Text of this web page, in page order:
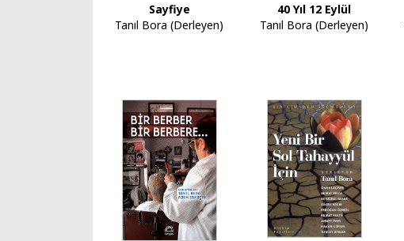
Sayfiye
Tanıl Bora (Derleyen)
40 Yıl 12 Eylül
Tanıl Bora (Derleyen)